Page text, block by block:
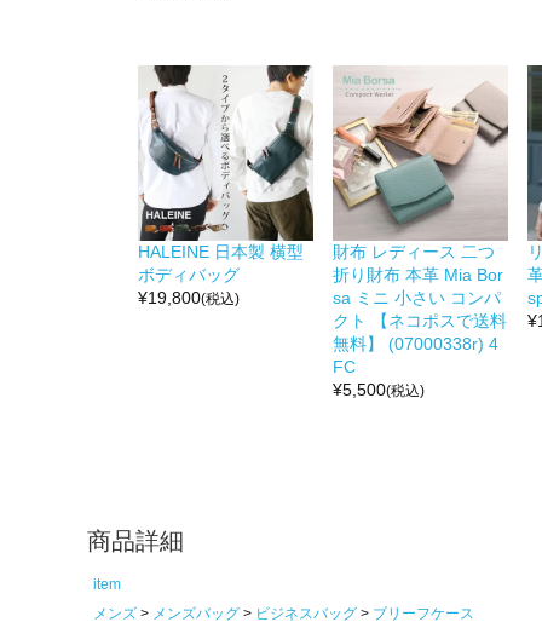
HALEINE 日本製 横型
ボディバッグ
¥19,800(税込)
財布 レディース 二つ
折り財布 本革 Mia Bor
sa ミニ 小さい コンパ
クト 【ネコポスで送料
無料】 (07000338r) 4
FC
¥5,500(税込)
¥
商品詳細
item
メンズ
メンズバッグ ビジネスバッグ
ブリーフケース